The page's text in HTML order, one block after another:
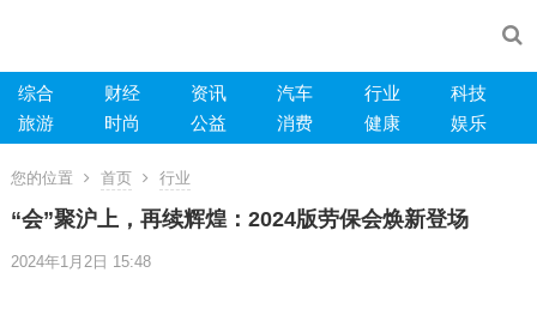
综合 财经 资讯 汽车 行业
科技
旅游
时尚 公益 消费 健康 娱乐
您的位置 首页 行业
“会”聚沪上，再续辉煌：2024版劳保会焕新登场
2024年1月2日 15:48